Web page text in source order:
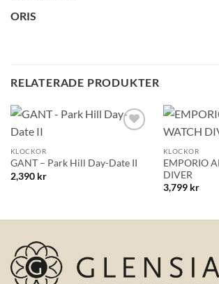
ORIS
RELATERADE PRODUKTER
KLOCKOR
GANT – Park Hill Day-Date II
2,390 kr
KLOCKOR
EMPORIO
DIVER
3,799 kr